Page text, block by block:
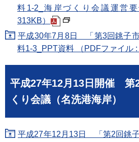
料1-2_海岸づくり会議運営
313KB）
平成30年7月8日 「第3回銚子
料1-3_PPT資料 （PDFファイル :
平成27年12月13日開催 第
くり会議（名洗港海岸）
平成27年12月13日 「第2回銚